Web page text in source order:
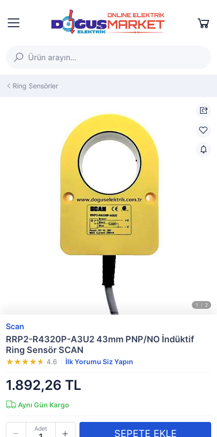
Ring Sensörler
Scan
RRP2-R4320P-A3U2 43mm PNP/NO İndüktif
Ring Sensör SCAN
4.6 İlk Yorumu Siz Yapın
1.892,26 TL
Aynı Gün Kargo
Adet